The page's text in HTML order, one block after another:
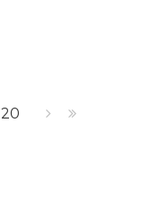
20